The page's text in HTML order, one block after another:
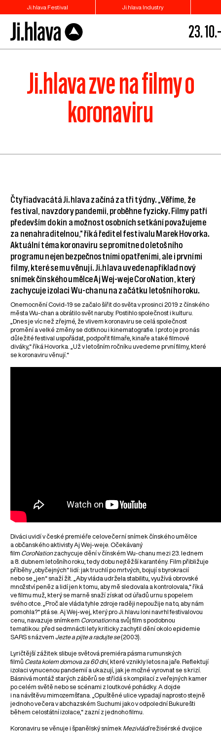
Ji.hlava Festival Ji.hlava Industry
23.
Ji.hlava zve na filmy o
koronaviru
Čtyřiadvacátá Ji.hlava začíná za tři týdny. „Věříme, že
festival, navzdory pandemii, proběhne fyzicky. Filmy patří
především do kin a možnost osobních setkání považujeme
za nenahraditelnou,“ říká ředitel festivalu Marek Hovorka.
Aktuální téma koronaviru se promítne do letošního
programu nejen bezpečnostními opatřeními, ale i prvními
filmy, které se mu věnují. Ji.hlava uvede například nový
snímek čínského umělce Aj Wej-weje CoroNation, který
zachycuje izolaci Wu-chanu na začátku letošního roku.
Onemocnění Covid-19 se začalo šířit do světa v prosinci 2019 z čínského
města Wu-chan a obrátilo svět naruby. Postihlo společnost i kulturu.
„Dnes je víc než zřejmé, že vlivem koronaviru se celá společnost
promění a velké změny se dotknou i kinematografie. I proto je pro nás
důležité festival uspořádat, podpořit filmaře, kinaře a také filmové
diváky,“ říká Hovorka. „Už v letošním ročníku uvedeme první filmy, které
se koronaviru věnují.“
Diváci uvidí v české premiéře celovečerní snímek čínského umělce
a občanského aktivisty Aj Wej-weje. Očekávaný
film CoroNationzachycuje dění v čínském Wu-chanu mezi 23. lednem
a 8. dubnem letošního roku, tedy dobu nejtěžší karantény. Film přibližuje
příběhy „obyčejných“ lidí: jak truchlí po mrtvých, bojují s byrokracií
nebo se „jen“ snaží žít. „Aby vláda udržela stabilitu, využívá obrovské
množství peněz a lidí jen k tomu, aby mě sledovala a kontrolovala,“ říká
ve filmu muž, který se marně snaží získat od úřadů urnu s popelem
svého otce. „Proč ale vláda tyhle zdroje raději nepoužije na to, aby nám
pomohla?“ ptá se. Aj Wej-wej, který pro Ji.hlavu loni navrhl festivalovou
cenu, navazuje snímkem Coronationna svůj film s podobnou
tematikou: před sedmnácti lety kriticky zachytil dění okolo epidemie
SARS s názvem Jezte a pijte a radujte se(2003).
Lyričtější zážitek slibuje světová premiéra pásma rumunských
filmů Cesta kolem domova za 60 dní, které vznikly letos na jaře. Reflektují
izolaci vynucenou pandemií a ukazují, jak je možné vyrovnat se s krizí.
Básnivá montáž starých záběrů se střídá s kompilací z veřejných kamer
po celém světě nebo se scénami z loutkové pohádky. A dojde
i na návštěvu mimozemšťana. „Opuštěné ulice vypadají naprosto stejně
jednoho večera v abchazském Suchumi jako v odpolední Bukurešti
během celostátní izolace,“ zazní z jednoho filmu.
Koronaviru se věnuje i španělský snímek Mezivládírežisérské dvojice